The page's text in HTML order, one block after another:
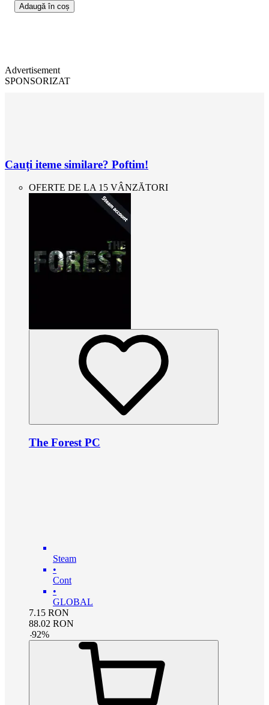
Adaugă în coș
Advertisement
SPONSORIZAT
Cauți iteme similare? Poftim!
OFERTE DE LA 15 VÂNZĂTORI
The Forest PC
Steam
•
Cont
•
GLOBAL
7.15 RON
88.02 RON
-92%